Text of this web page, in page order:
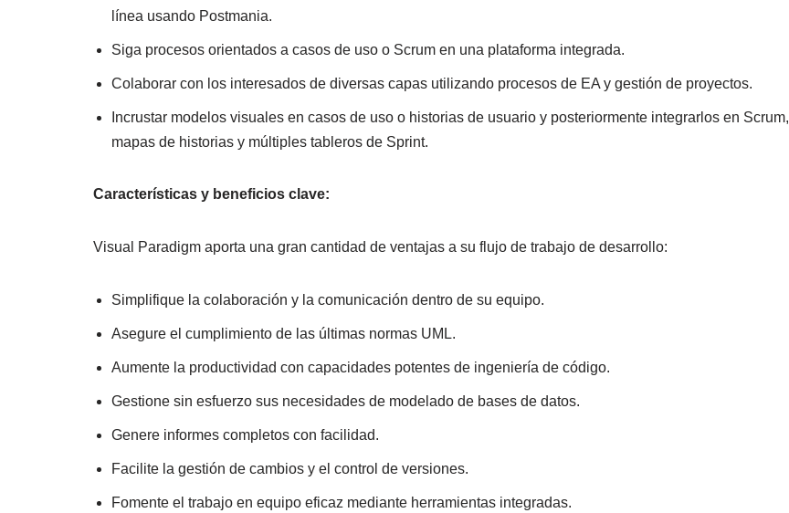
línea usando Postmania.
Siga procesos orientados a casos de uso o Scrum en una plataforma integrada.
Colaborar con los interesados de diversas capas utilizando procesos de EA y gestión de proyectos.
Incrustar modelos visuales en casos de uso o historias de usuario y posteriormente integrarlos en Scrum,
mapas de historias y múltiples tableros de Sprint.
Características y beneficios clave:
Visual Paradigm aporta una gran cantidad de ventajas a su flujo de trabajo de desarrollo:
Simplifique la colaboración y la comunicación dentro de su equipo.
Asegure el cumplimiento de las últimas normas UML.
Aumente la productividad con capacidades potentes de ingeniería de código.
Gestione sin esfuerzo sus necesidades de modelado de bases de datos.
Genere informes completos con facilidad.
Facilite la gestión de cambios y el control de versiones.
Fomente el trabajo en equipo eficaz mediante herramientas integradas.